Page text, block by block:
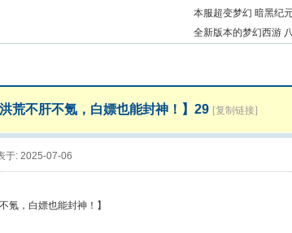
本服超变梦幻 暗黑纪
全新版本的梦幻西游
荒不肝不氪，白嫖也能封神！】29 [复制链接]
于: 2025-07-06
氪，白嫖也能封神！】